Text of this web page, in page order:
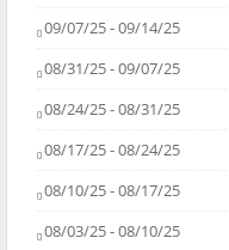
09/07/25 - 09/14/25
08/31/25 - 09/07/25
08/24/25 - 08/31/25
08/17/25 - 08/24/25
08/10/25 - 08/17/25
08/03/25 - 08/10/25